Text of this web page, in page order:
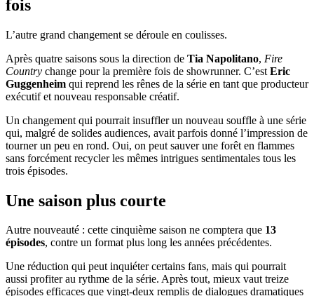
fois
L’autre grand changement se déroule en coulisses.
Après quatre saisons sous la direction de Tia Napolitano, Fire
Country change pour la première fois de showrunner. C’est Eric
Guggenheim qui reprend les rênes de la série en tant que producteur
exécutif et nouveau responsable créatif.
Un changement qui pourrait insuffler un nouveau souffle à une série
qui, malgré de solides audiences, avait parfois donné l’impression de
tourner un peu en rond. Oui, on peut sauver une forêt en flammes
sans forcément recycler les mêmes intrigues sentimentales tous les
trois épisodes.
Une saison plus courte
Autre nouveauté : cette cinquième saison ne comptera que 13
épisodes, contre un format plus long les années précédentes.
Une réduction qui peut inquiéter certains fans, mais qui pourrait
aussi profiter au rythme de la série. Après tout, mieux vaut treize
épisodes efficaces que vingt-deux remplis de dialogues dramatiques